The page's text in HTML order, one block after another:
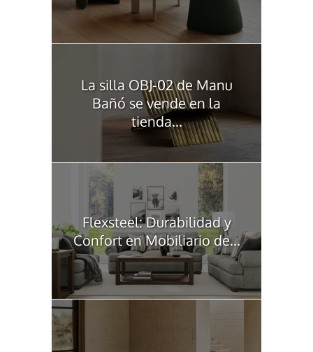
La silla OBJ-02 de Manu
Bañó se vende en la
tienda...
Flexsteel: Durabilidad y
Confort en Mobiliario de...